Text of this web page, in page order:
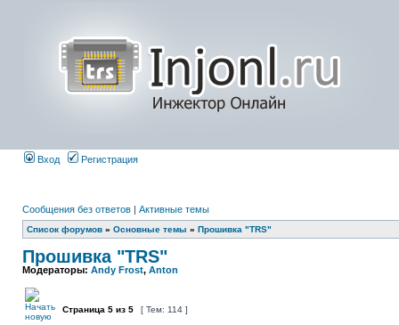
Вход Регистрация
Сообщения без ответов | Активные темы
Список форумов » Основные темы » Прошивка "TRS"
Прошивка "TRS"
Модераторы: Andy Frost, Anton
Страница 5 из 5 [ Тем: 114 ]